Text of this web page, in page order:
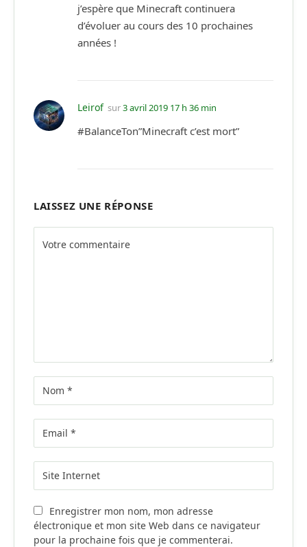
j’espère que Minecraft continuera
d’évoluer au cours des 10 prochaines
années !
Leirof sur3 avril 2019 17 h 36 min
#BalanceTon”Minecraft c’est mort”
LAISSEZ UNE RÉPONSE
Enregistrer mon nom, mon adresse
électronique et mon site Web dans ce navigateur
pour la prochaine fois que je commenterai.